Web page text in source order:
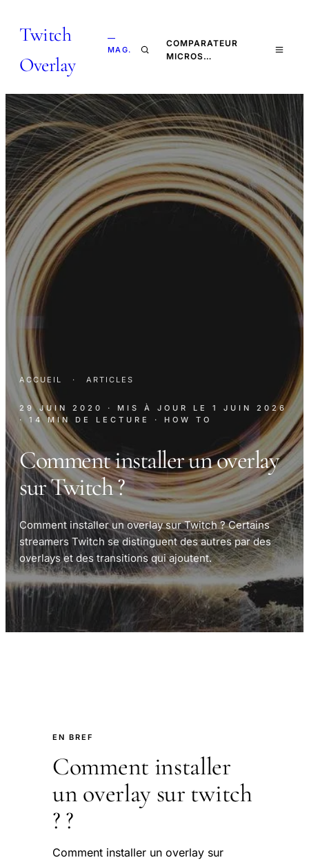
Twitch
Overlay
—
MAG.
COMPARATEUR
MICROS…
ACCUEIL · ARTICLES
29 JUIN 2020 · MIS À JOUR LE 1 JUIN 2026
· 14 MIN DE LECTURE
· HOW TO
Comment installer un overlay
sur Twitch ?​
Comment installer un overlay sur Twitch ? Certains
streamers Twitch se distinguent des autres par des
overlays et des transitions qui ajoutent.
EN BREF
Comment installer
un overlay sur twitch
?​ ?
Comment installer un overlay sur